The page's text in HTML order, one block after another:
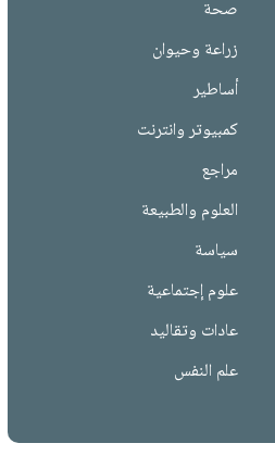
صحة
زراعة وحيوان
أساطير
كمبيوتر وانترنت
مراجع
العلوم والطبيعة
سياسة
علوم إجتماعية
عادات وتقاليد
علم النفس